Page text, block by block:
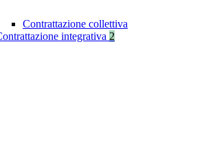
Contrattazione collettiva
integrativa 2